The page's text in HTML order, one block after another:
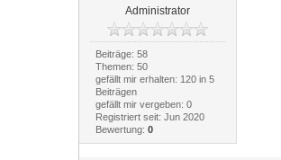
Administrator
Beiträge: 58
Themen: 50
gefällt mir erhalten: 120 in 5
Beiträgen
gefällt mir vergeben: 0
Registriert seit: Jun 2020
Bewertung: 0